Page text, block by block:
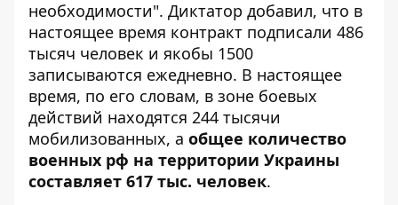
необходимости". Диктатор добавил, что в
настоящее время контракт подписали 486
тысяч человек и якобы 1500
записываются ежедневно. В настоящее
время, по его словам, в зоне боевых
действий находятся 244 тысячи
мобилизованных, а общее количество
военных рф на территории Украины
составляет 617 тыс. человек.